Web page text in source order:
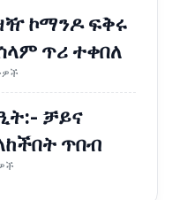
ኮማንዶ ፍቅሩ
ጥሪ ተቀበለ
ቻይና
ጥበብ